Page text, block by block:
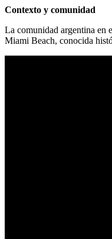
Contexto y comunidad
La comunidad argentina en
Miami Beach, conocida